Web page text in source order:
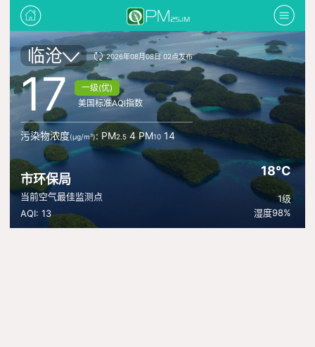
临沧 2026年08月08日 02点发布
17
一级(优)
美国标准AQI指数
污染物浓度(μg/m³): PM2.5 4 PM10 14
市环保局
当前空气最佳监测点
AQI: 13
18°C
1级
湿度98%